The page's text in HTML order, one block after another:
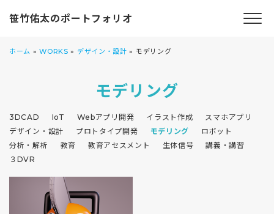
笹竹佑太のポートフォリオ
ホーム »WORKS » デザイン・設計 » モデリング
モデリング
3DCAD IoT Webアプリ開発 イラスト作成
スマホアプリ
デザイン・設計
プロトタイプ開発 モデリング
ロボット
分析・解析
教育 教育アセスメント 生体信号
講義・講習
３DVR